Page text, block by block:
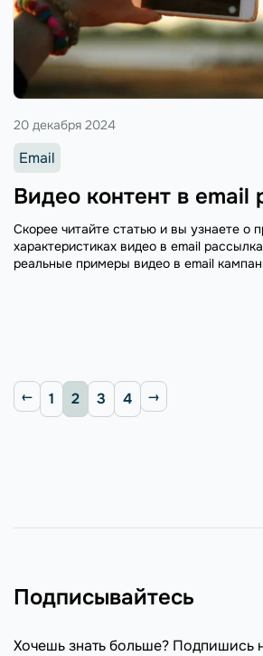
Видео контент в email
20 декабря 2024
Email
Скорее читайте статью и вы узнаете о
характеристиках видео в email
реальные примеры видео в email
1 2 3 4
Подписывайтесь
Хочешь знать больше? Подпишись